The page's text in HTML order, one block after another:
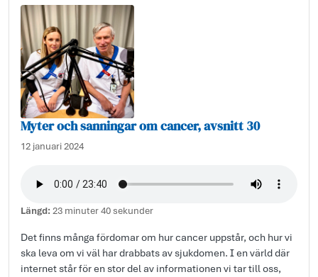
Myter och sanningar om cancer, avsnitt 30
12 januari 2024
Längd:23 minuter 40 sekunder
Det finns många fördomar om hur cancer uppstår, och hur vi
ska leva om vi väl har drabbats av sjukdomen. I en värld där
internet står för en stor del av informationen vi tar till oss,